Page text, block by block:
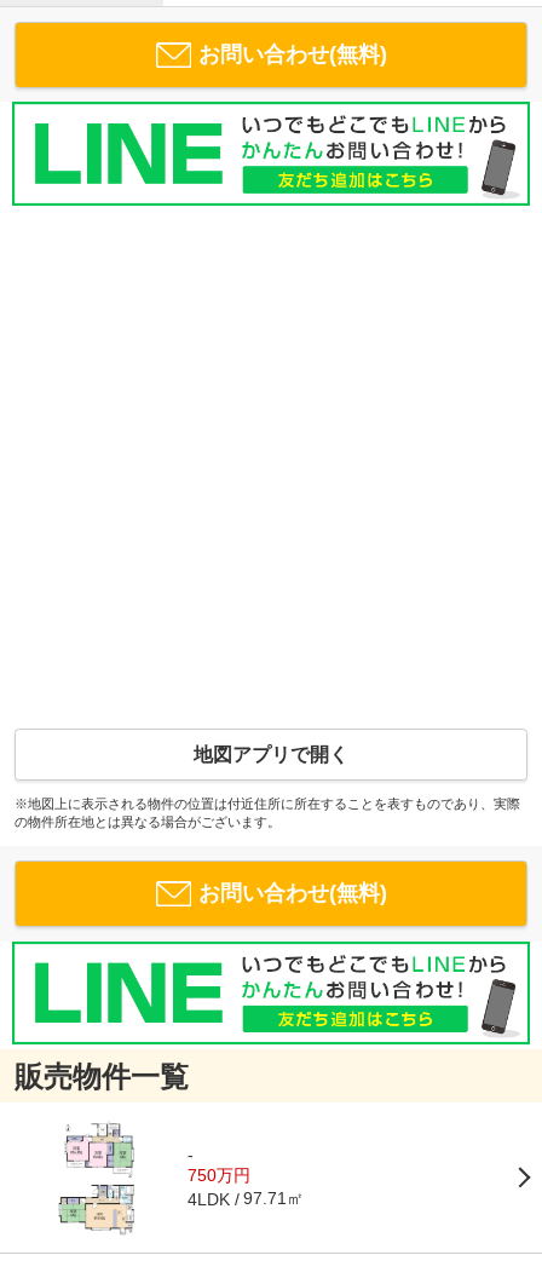
お問い合わせ(無料)
地図アプリで開く
※地図上に表示される物件の位置は付近住所に所在することを表すものであり、実際
の物件所在地とは異なる場合がございます。
お問い合わせ(無料)
販売物件一覧
-
750万円
4LDK 97.71㎡